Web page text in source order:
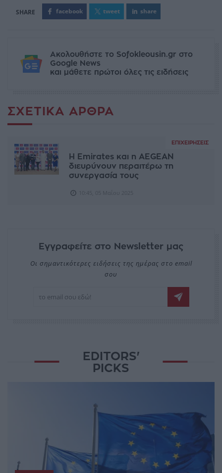
facebook tweet share
Ακολουθήστε το Sofokleousin.gr στο
Google News
και μάθετε πρώτοι όλες τις ειδήσεις
ΣΧΕΤΙΚΆ ΆΡΘΡΑ
ΕΠΙΧΕΙΡΉΣΕΙΣ
Η Emirates και η AEGEAN
διευρύνουν περαιτέρω τη
συνεργασία τους
Εγγραφείτε στο Newsletter μας
Οι σημαντικότερες ειδήσεις της ημέρας στο email
σου
EDITORS'
PICKS